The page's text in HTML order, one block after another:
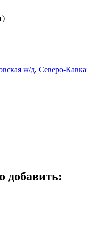
ж/д, Северо-
добавить: